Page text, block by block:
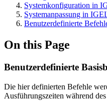
Systemkonfiguration in
Systemanpassung in
Benutzerdefinierte
On this Page
Benutzerdefinierte
Die hier definierten Befehle
Ausführungszeiten während